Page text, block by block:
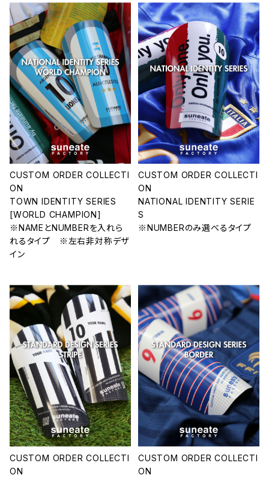
CUSTOM ORDER COLLECTI
ON
TOWN IDENTITY SERIES
[WORLD CHAMPION]
※NAMEとNUMBERを入れら
れるタイプ ※左右非対称デザ
イン
CUSTOM ORDER COLLECTI
ON
NATIONAL IDENTITY SERIE
S
※NUMBERのみ選べるタイプ
CUSTOM ORDER COLLECTI
ON
CUSTOM ORDER COLLECTI
ON